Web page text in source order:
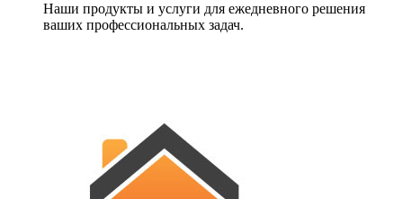
Наши продукты и услуги для ежедневного решения
ваших профессиональных задач.